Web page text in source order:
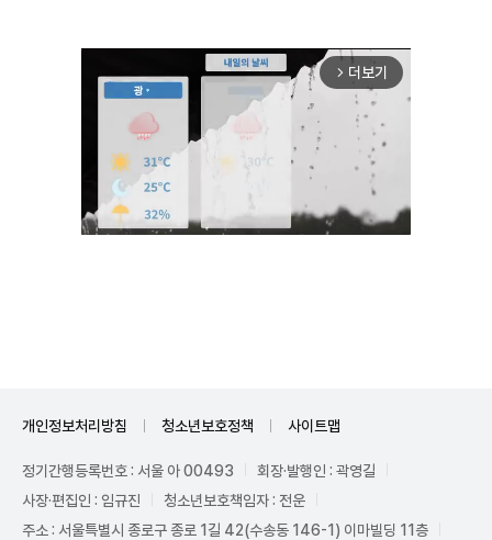
arrow_forward_ios 더보기
개인정보처리방침 청소년보호정책 사이트맵
정기간행등록번호 : 서울 아 00493
회장·발행인 : 곽영길
사장·편집인 : 임규진
청소년보호책임자 : 전운
주소 : 서울특별시 종로구 종로 1길 42(수송동 146-1) 이마빌딩 11층